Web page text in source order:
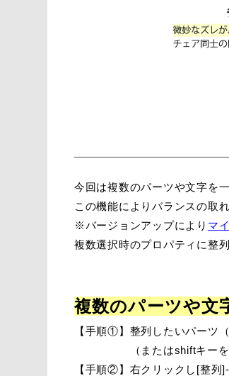
今回は複数のパーツや文字を
この機能によりバランスの取
※バージョンアップにより マ
複数選択時のプロパティに整
複数のパーツや文
【手順①】整列したいパーツ
（またはshiftキーを押し
【手順②】右クリックし[整列